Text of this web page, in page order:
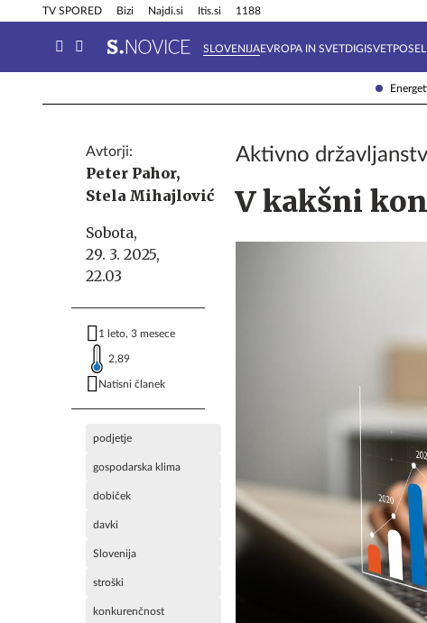
TV SPORED Bizi Najdi.si Itis.si 1188
SLOVENIJAEVROPA IN SVETDIGISVET
Info in obvestila Tehnik
Avtorji:
Peter Pahor,
Stela Mihajlović
Sobota,
29. 3. 2025,
22.03
1 leto, 3 mesece
2,89
Natisni članek
podjetje
gospodarska klima
dobiček
davki
Slovenija
stroški
konkurenčnost
Aktivno
V kakšni